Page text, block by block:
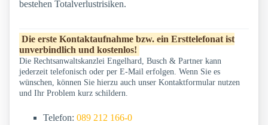
bestehen Totalverlustrisiken.
Die erste Kontaktaufnahme bzw. ein Ersttelefonat ist
unverbindlich und kostenlos!
Die Rechtsanwaltskanzlei Engelhard, Busch & Partner kann
jederzeit telefonisch oder per E-Mail erfolgen. Wenn Sie es
wünschen, können Sie hierzu auch unser Kontaktformular nutzen
und Ihr Problem kurz schildern.
Telefon: 089 212 166-0